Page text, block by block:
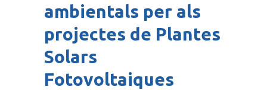
ambientals per als
projectes de Plantes
Solars
Fotovoltaiques